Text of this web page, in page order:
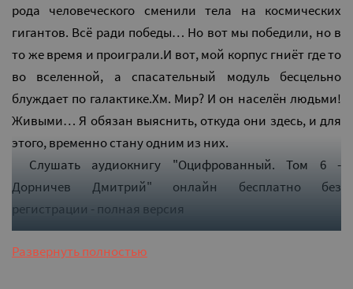
рода человеческого сменили тела на космических
гигантов. Всё ради победы… Но вот мы победили, но в
то же время и проиграли.И вот, мой корпус гниёт где то
во вселенной, а спасательный модуль бесцельно
блуждает по галактике.Хм. Мир? И он населён людьми!
Живыми… Я обязан выяснить, откуда они здесь, и для
этого, временно стану одним из них.
Слушать аудиокнигу "Оцифрованный. Том 6 -
Дорничев Дмитрий" онлайн бесплатно без
регистрации - полная версия
Развернуть полностью